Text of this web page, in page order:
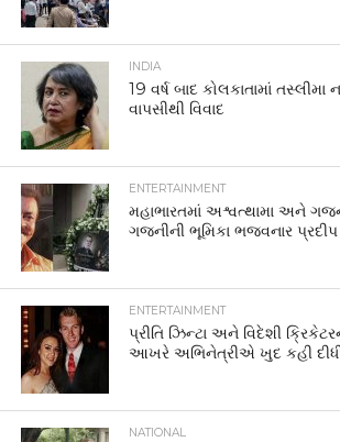
INDIA
19 વર્ષ બાદ કોલકાતામાં તસ્લીમા
વાપસીથી વિવાદ
ENTERTAINMENT
મહાભારતમાં અશ્વત્થામા અને
ગજનીની ભૂમિકા ભજવનાર પ્રદીપ
ENTERTAINMENT
પ્રીતિ ઝિન્ટા અને વિદેશી
આખરે અભિનેત્રીએ ખુદ કહી
NATIONAL